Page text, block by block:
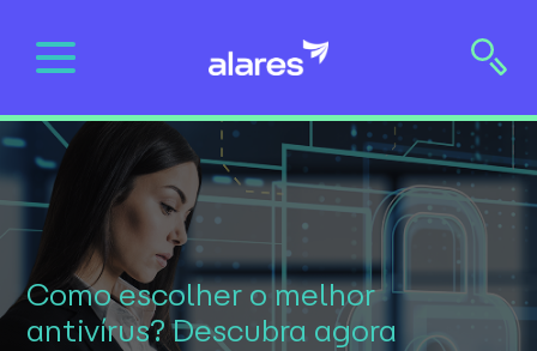
content
Como escolher o melhor
antivírus? Descubra agora